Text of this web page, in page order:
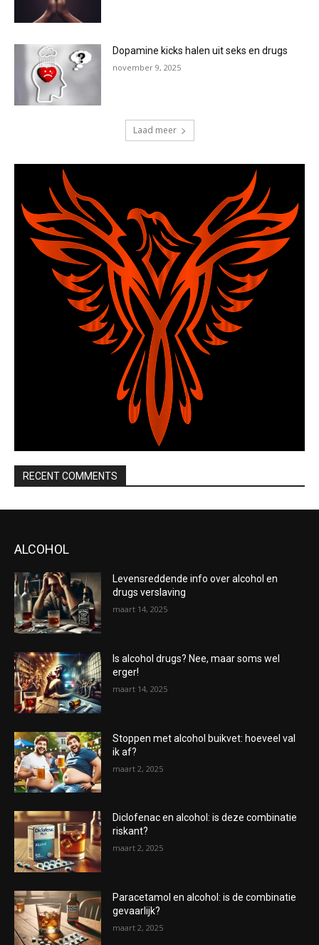
Dopamine kicks halen uit seks en drugs
november 9, 2025
Laad meer
RECENT COMMENTS
ALCOHOL
Levensreddende info over alcohol en
drugs verslaving
maart 14, 2025
Is alcohol drugs? Nee, maar soms wel
erger!
maart 14, 2025
Stoppen met alcohol buikvet: hoeveel val
ik af?
maart 2, 2025
Diclofenac en alcohol: is deze combinatie
riskant?
maart 2, 2025
Paracetamol en alcohol: is de combinatie
gevaarlijk?
maart 2, 2025